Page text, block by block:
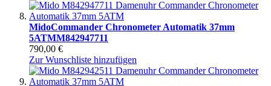
MidoCommander Chronometer Automatik 37mm
5ATMM842947711
790,00 €
Zur Wunschliste hinzufügen